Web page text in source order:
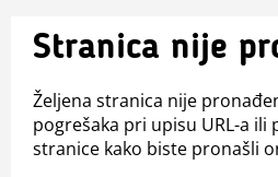
Stranica nije
Željena stranica nije
pogrešaka pri upisu URL-a
stranice kako biste pronašli